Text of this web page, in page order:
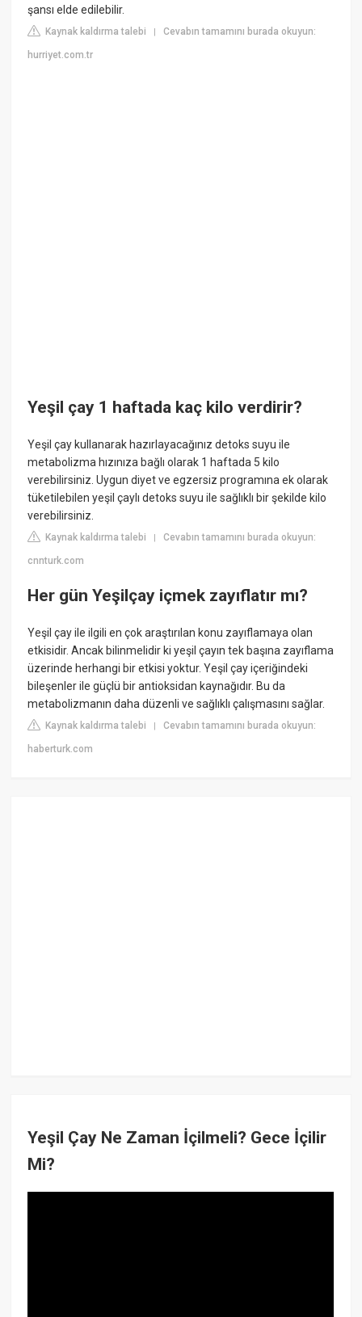
şansı elde edilebilir.
Kaynak kaldırma talebi |Cevabın tamamını burada okuyun:
hurriyet.com.tr
Yeşil çay 1 haftada kaç kilo verdirir?
Yeşil çay kullanarak hazırlayacağınız detoks suyu ile
metabolizma hızınıza bağlı olarak 1 haftada 5 kilo
verebilirsiniz. Uygun diyet ve egzersiz programına ek olarak
tüketilebilen yeşil çaylı detoks suyu ile sağlıklı bir şekilde kilo
verebilirsiniz.
Kaynak kaldırma talebi |Cevabın tamamını burada okuyun:
cnnturk.com
Her gün Yeşilçay içmek zayıflatır mı?
Yeşil çay ile ilgili en çok araştırılan konu zayıflamaya olan
etkisidir. Ancak bilinmelidir ki yeşil çayın tek başına zayıflama
üzerinde herhangi bir etkisi yoktur. Yeşil çay içeriğindeki
bileşenler ile güçlü bir antioksidan kaynağıdır. Bu da
metabolizmanın daha düzenli ve sağlıklı çalışmasını sağlar.
Kaynak kaldırma talebi |Cevabın tamamını burada okuyun:
haberturk.com
Yeşil Çay Ne Zaman İçilmeli? Gece İçilir
Mi?